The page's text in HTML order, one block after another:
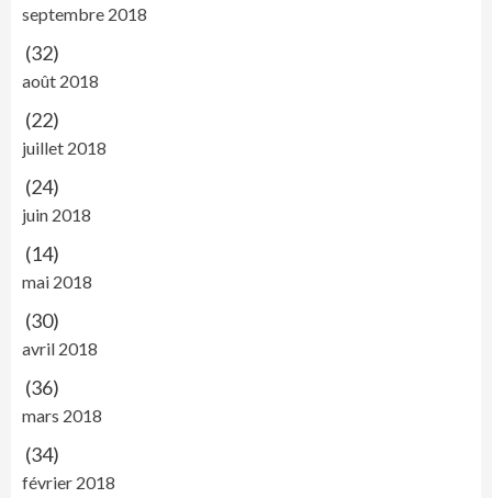
septembre 2018
(32)
août 2018
(22)
juillet 2018
(24)
juin 2018
(14)
mai 2018
(30)
avril 2018
(36)
mars 2018
(34)
février 2018